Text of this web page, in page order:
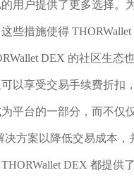
用户提供了更多选择。
些措施使得
DEX 的社区生态
以享受交易手续费折扣
为平台的一部分，而不仅
决方案以降低交易成本
DEX 都提供